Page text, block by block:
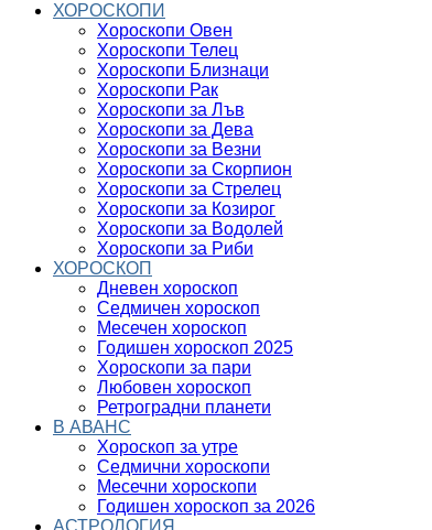
ХОРОСКОПИ
Хороскопи Овен
Хороскопи Телец
Хороскопи Близнаци
Хороскопи Рак
Хороскопи за Лъв
Хороскопи за Дева
Хороскопи за Везни
Хороскопи за Скорпион
Хороскопи за Стрелец
Хороскопи за Козирог
Хороскопи за Водолей
Хороскопи за Риби
ХОРОСКОП
Дневен хороскоп
Седмичен хороскоп
Месечен хороскоп
Годишен хороскоп 2025
Хороскопи за пари
Любовен хороскоп
Ретроградни планети
В АВАНС
Хороскоп за утре
Седмични хороскопи
Месечни хороскопи
Годишен хороскоп за 2026
АСТРОЛОГИЯ